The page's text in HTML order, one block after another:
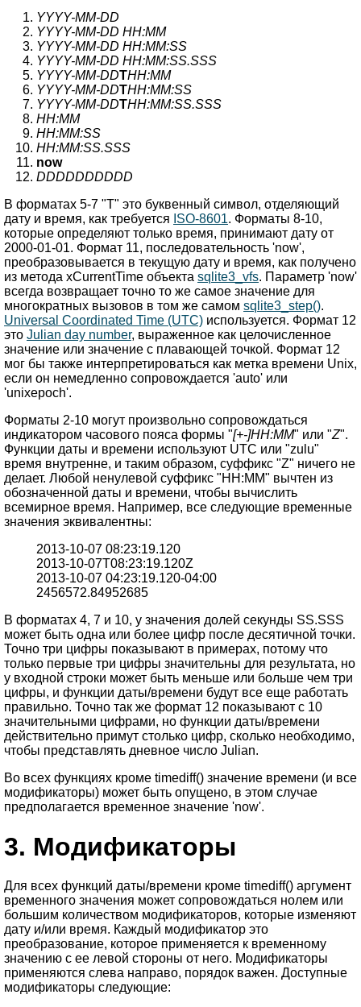
YYYY-MM-DD
YYYY-MM-DD HH:MM
YYYY-MM-DD HH:MM:SS
YYYY-MM-DD HH:MM:SS.SSS
YYYY-MM-DDTHH:MM
YYYY-MM-DDTHH:MM:SS
YYYY-MM-DDTHH:MM:SS.SSS
HH:MM
HH:MM:SS
HH:MM:SS.SSS
now
DDDDDDDDDD
В форматах 5-7 "T" это буквенный символ, отделяющий
дату и время, как требуется ISO-8601. Форматы 8-10,
которые определяют только время, принимают дату от
2000-01-01. Формат 11, последовательность 'now',
преобразовывается в текущую дату и время, как получено
из метода xCurrentTime объекта sqlite3_vfs. Параметр 'now'
всегда возвращает точно то же самое значение для
многократных вызовов в том же самом sqlite3_step().
Universal Coordinated Time (UTC) используется. Формат 12
это Julian day number, выраженное как целочисленное
значение или значение с плавающей точкой. Формат 12
мог бы также интерпретироваться как метка времени Unix,
если он немедленно сопровождается 'auto' или
'unixepoch'.
Форматы 2-10 могут произвольно сопровождаться
индикатором часового пояса формы "[+-]HH:MM" или "Z".
Функции даты и времени используют UTC или "zulu"
время внутренне, и таким образом, суффикс "Z" ничего не
делает. Любой ненулевой суффикс "HH:MM" вычтен из
обозначенной даты и времени, чтобы вычислить
всемирное время. Например, все следующие временные
значения эквивалентны:
2013-10-07 08:23:19.120
2013-10-07T08:23:19.120Z
2013-10-07 04:23:19.120-04:00
2456572.84952685
В форматах 4, 7 и 10, у значения долей секунды SS.SSS
может быть одна или более цифр после десятичной точки.
Точно три цифры показывают в примерах, потому что
только первые три цифры значительны для результата, но
у входной строки может быть меньше или больше чем три
цифры, и функции даты/времени будут все еще работать
правильно. Точно так же формат 12 показывают с 10
значительными цифрами, но функции даты/времени
действительно примут столько цифр, сколько необходимо,
чтобы представлять дневное число Julian.
Во всех функциях кроме timediff() значение времени (и все
модификаторы) может быть опущено, в этом случае
предполагается временное значение 'now'.
3. Модификаторы
Для всех функций даты/времени кроме timediff() аргумент
временного значения может сопровождаться нолем или
большим количеством модификаторов, которые изменяют
дату и/или время. Каждый модификатор это
преобразование, которое применяется к временному
значению с ее левой стороны от него. Модификаторы
применяются слева направо, порядок важен. Доступные
модификаторы следующие: